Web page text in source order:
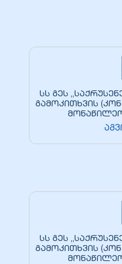
სს გეს
გამოკითხვის
სს გეს
გამოკითხვის